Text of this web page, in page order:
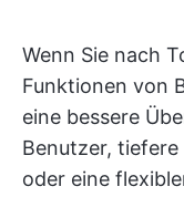
Wenn Sie nach
Funktionen von
eine bessere
Benutzer,
oder eine